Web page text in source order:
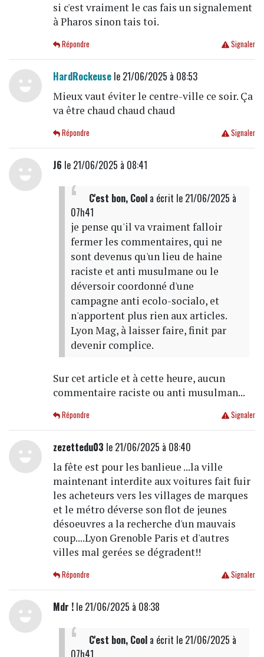
si c'est vraiment le cas fais un signalement
à Pharos sinon tais toi.
Signaler
Répondre
HardRockeusele 21/06/2025 à 08:53
Mieux vaut éviter le centre-ville ce soir. Ça
va être chaud chaud chaud
Signaler
Répondre
J6 le 21/06/2025 à 08:41
C'est bon, Coola écrit le 21/06/2025 à
07h41
je pense qu'il va vraiment falloir
fermer les commentaires, qui ne
sont devenus qu'un lieu de haine
raciste et anti musulmane ou le
déversoir coordonné d'une
campagne anti ecolo-socialo, et
n'apportent plus rien aux articles.
Lyon Mag, à laisser faire, finit par
devenir complice.
Sur cet article et à cette heure, aucun
commentaire raciste ou anti musulman...
Signaler
Répondre
zezettedu03 le 21/06/2025 à 08:40
la fête est pour les banlieue ...la ville
maintenant interdite aux voitures fait fuir
les acheteurs vers les villages de marques
et le métro déverse son flot de jeunes
désoeuvres a la recherche d'un mauvais
coup....Lyon Grenoble Paris et d'autres
villes mal gerées se dégradent!!
Signaler
Répondre
Mdr !le 21/06/2025 à 08:38
C'est bon, Coola écrit le 21/06/2025 à